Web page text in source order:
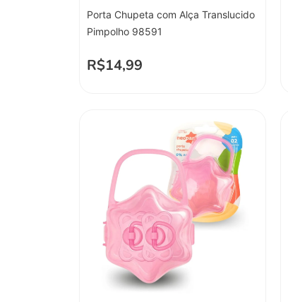
Porta Chupeta com Alça Translucido
Pimpolho 98591
R$14,99